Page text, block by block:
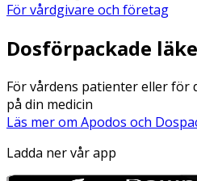
För vårdgivare och företag
Dosförpackade
För vårdens patienter eller för
på din medicin
Läs mer om Apodos och
Ladda ner vår app